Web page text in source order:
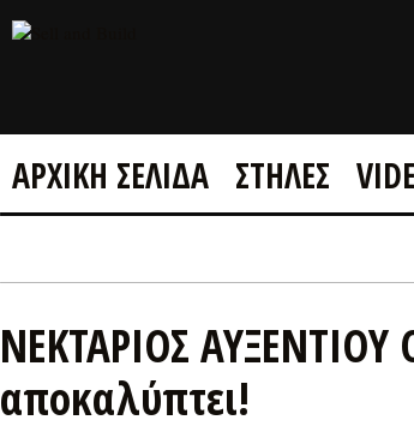
ΑΡΧΙΚΗ ΣΕΛΙΔΑ ΣΤΗΛΕΣ
ΝΕΚΤΑΡΙΟΣ
αποκαλύπτει!